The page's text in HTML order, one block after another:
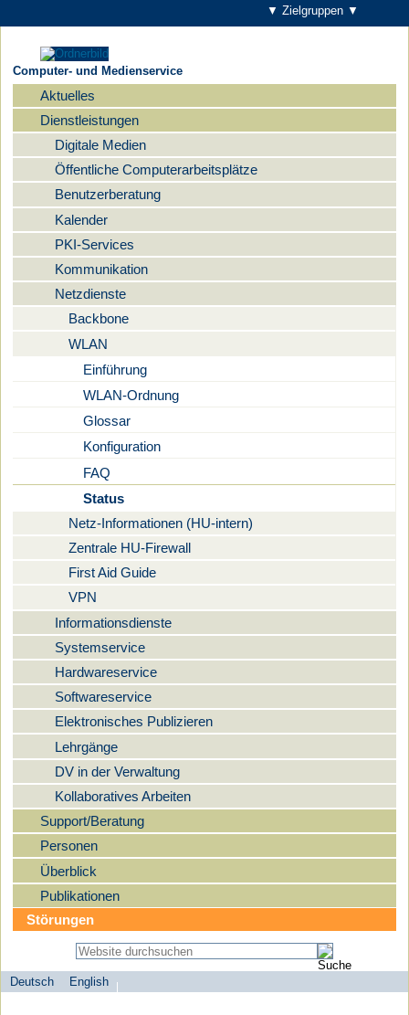
▼ Zielgruppen ▼
Computer- und Medienservice
Navigation
Aktuelles
Dienstleistungen
Digitale Medien
Öffentliche Computerarbeitsplätze
Benutzerberatung
Kalender
PKI-Services
Kommunikation
Netzdienste
Backbone
WLAN
Einführung
WLAN-Ordnung
Glossar
Konfiguration
FAQ
Status
Netz-Informationen (HU-intern)
Zentrale HU-Firewall
First Aid Guide
VPN
Informationsdienste
Systemservice
Hardwareservice
Softwareservice
Elektronisches Publizieren
Lehrgänge
DV in der Verwaltung
Kollaboratives Arbeiten
Support/Beratung
Personen
Überblick
Publikationen
Störungen
Sprachauswahl
Deutsch
English
search-menu